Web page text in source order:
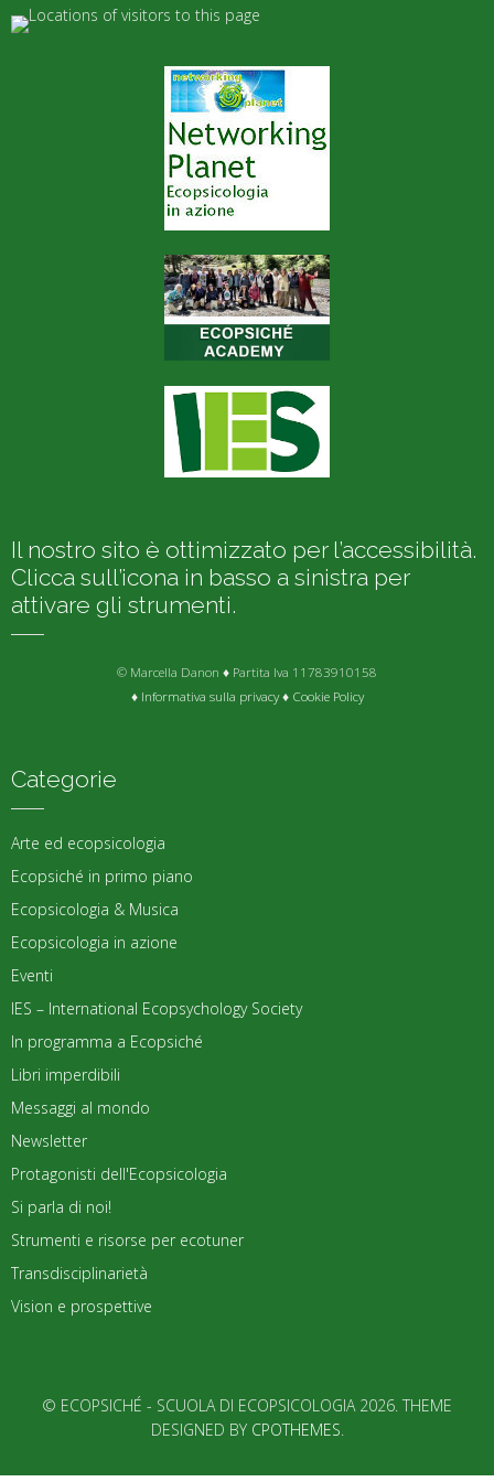
Il nostro sito è ottimizzato per l’accessibilità.
Clicca sull’icona in basso a sinistra per
attivare gli strumenti.
© Marcella Danon ♦ Partita Iva 11783910158
♦ Informativa sulla privacy♦ Cookie Policy
Categorie
Arte ed ecopsicologia
Ecopsiché in primo piano
Ecopsicologia & Musica
Ecopsicologia in azione
Eventi
IES – International Ecopsychology Society
In programma a Ecopsiché
Libri imperdibili
Messaggi al mondo
Newsletter
Protagonisti dell'Ecopsicologia
Si parla di noi!
Strumenti e risorse per ecotuner
Transdisciplinarietà
Vision e prospettive
© ECOPSICHÉ - SCUOLA DI ECOPSICOLOGIA 2026. THEME
DESIGNED BY CPOTHEMES.